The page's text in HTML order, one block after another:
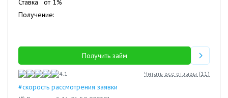
Ставка
от 1%
Получение:
Получить займ
4.1 Читать все отзывы (11)
#скорость рассмотрения заявки